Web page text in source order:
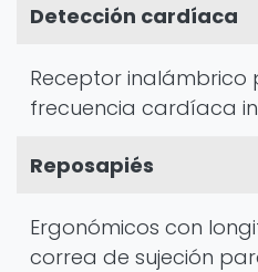
Detección cardíaca
Receptor
frecuencia cardíaca
Reposapiés
Ergonómicos con
correa de sujeción